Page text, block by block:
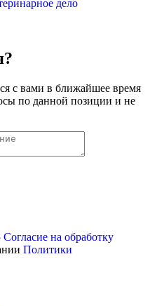
дело
с вами в ближайшее время
по данной позиции и не
Согласие на обработку
Политики